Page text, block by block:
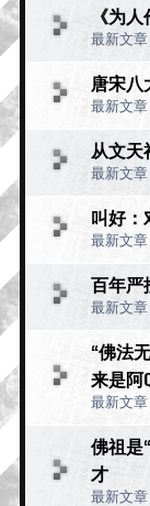
《为
最新文章
唐宋八
最新文章
从文天
最新文章
叫好：
最新文章
百年严
最新文章
“佛法
来是阿
最新文章
佛祖是
才
最新文章